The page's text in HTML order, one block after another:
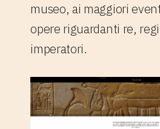
museo, ai maggiori
opere riguardanti re,
imperatori.